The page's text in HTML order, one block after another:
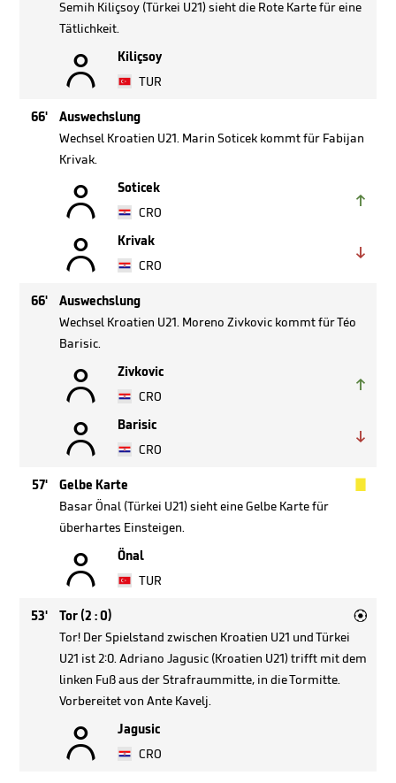
Semih Kiliçsoy (Türkei U21) sieht die Rote Karte für eine
Tätlichkeit.

Kiliçsoy
TUR
66'
Auswechslung
Wechsel Kroatien U21. Marin Soticek kommt für Fabijan
Krivak.

Soticek
CRO


Krivak
CRO

66'
Auswechslung
Wechsel Kroatien U21. Moreno Zivkovic kommt für Téo
Barisic.

Zivkovic
CRO


Barisic
CRO

57' Gelbe Karte
Basar Önal (Türkei U21) sieht eine Gelbe Karte für
überhartes Einsteigen.

Önal
TUR
53' Tor (2 : 0) 
Tor! Der Spielstand zwischen Kroatien U21 und Türkei
U21 ist 2:0. Adriano Jagusic (Kroatien U21) trifft mit dem
linken Fuß aus der Strafraummitte, in die Tormitte.
Vorbereitet von Ante Kavelj.

Jagusic
CRO